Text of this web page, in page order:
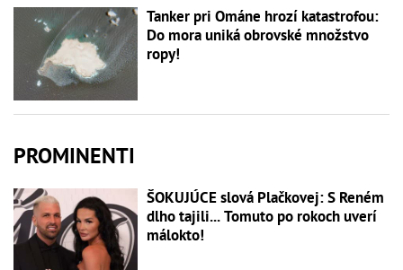
Tanker pri Ománe hrozí katastrofou:
Do mora uniká obrovské množstvo
ropy!
PROMINENTI
ŠOKUJÚCE slová Plačkovej: S Reném
dlho tajili... Tomuto po rokoch uverí
málokto!